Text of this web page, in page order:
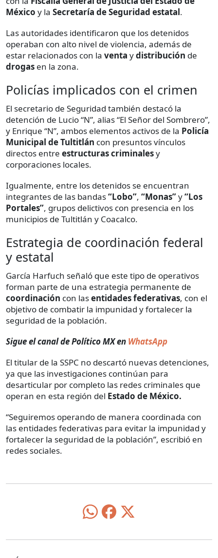
México y la Secretaría de Seguridad estatal.
Las autoridades identificaron que los detenidos
operaban con alto nivel de violencia, además de
estar relacionados con la venta ydistribución de
drogas en la zona.
Policías implicados con el crimen
El secretario de Seguridad también destacó la
detención de Lucio “N”, alias “El Señor del Sombrero”,
y Enrique “N”, ambos elementos activos de la Policía
Municipal de Tultitlán con presuntos vínculos
directos entre estructuras criminalesy
corporaciones locales.
Igualmente, entre los detenidos se encuentran
integrantes de las bandas“Lobo”, “Monas”y“Los
Portales”, grupos delictivos con presencia en los
municipios de Tultitlán y Coacalco.
Estrategia de coordinación federal
y estatal
García Harfuch señaló que este tipo de operativos
forman parte de una estrategia permanente de
coordinación con lasentidades federativas, con el
objetivo de combatir la impunidad y fortalecer la
seguridad de la población.
Sigue el canal de Político MX en WhatsApp
El titular de la SSPC no descartó nuevas detenciones,
ya que las investigaciones continúan para
desarticular por completo las redes criminales que
operan en esta región del Estado de México.
“Seguiremos operando de manera coordinada con
las entidades federativas para evitar la impunidad y
fortalecer la seguridad de la población”, escribió en
redes sociales.